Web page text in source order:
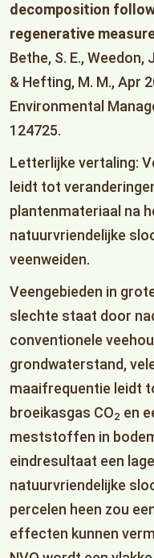
decomposition
regenerative
Bethe, S. E., Weedon,
& Hefting, M. M., Apr
Environmental
124725.
Letterlijke vertaling:
leidt tot
plantenmateriaal na
natuurvriendelijke
veenweiden.
Veengebieden in
slechte staat door
conventionele
grondwaterstand,
maaifrequentie leidt
broeikasgas CO2 en
meststoffen in
eindresultaat een
natuurvriendelijke
percelen heen zou
effecten kunnen